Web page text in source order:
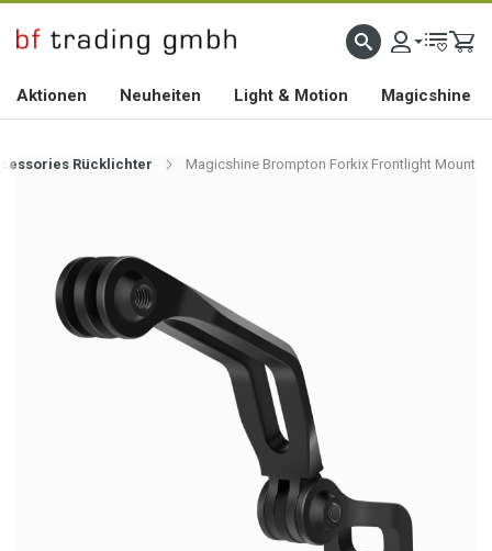
HOCHWERTIGES BIKEZUBEHÖR SEIT 2010
Aktionen Neuheiten Light & Motion Magicshine
Rücklichter Magicshine Brompton Forkix Frontlight Mount